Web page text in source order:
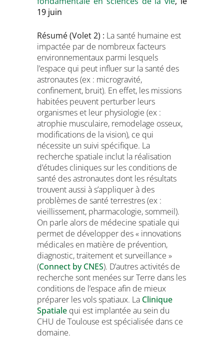
19 juin
Résumé (Volet 2) : La santé humaine est
impactée par de nombreux facteurs
environnementaux parmi lesquels
l’espace qui peut influer sur la santé des
astronautes (ex : microgravité,
confinement, bruit). En effet, les missions
habitées peuvent perturber leurs
organismes et leur physiologie (ex :
atrophie musculaire, remodelage osseux,
modifications de la vision), ce qui
nécessite un suivi spécifique. La
recherche spatiale inclut la réalisation
d’études cliniques sur les conditions de
santé des astronautes dont les résultats
trouvent aussi à s’appliquer à des
problèmes de santé terrestres (ex :
vieillissement, pharmacologie, sommeil).
On parle alors de médecine spatiale qui
permet de développer des « innovations
médicales en matière de prévention,
diagnostic, traitement et surveillance »
(Connect by CNES). D’autres activités de
recherche sont menées sur Terre dans les
conditions de l’espace afin de mieux
préparer les vols spatiaux. La Clinique
Spatiale qui est implantée au sein du
CHU de Toulouse est spécialisée dans ce
domaine.